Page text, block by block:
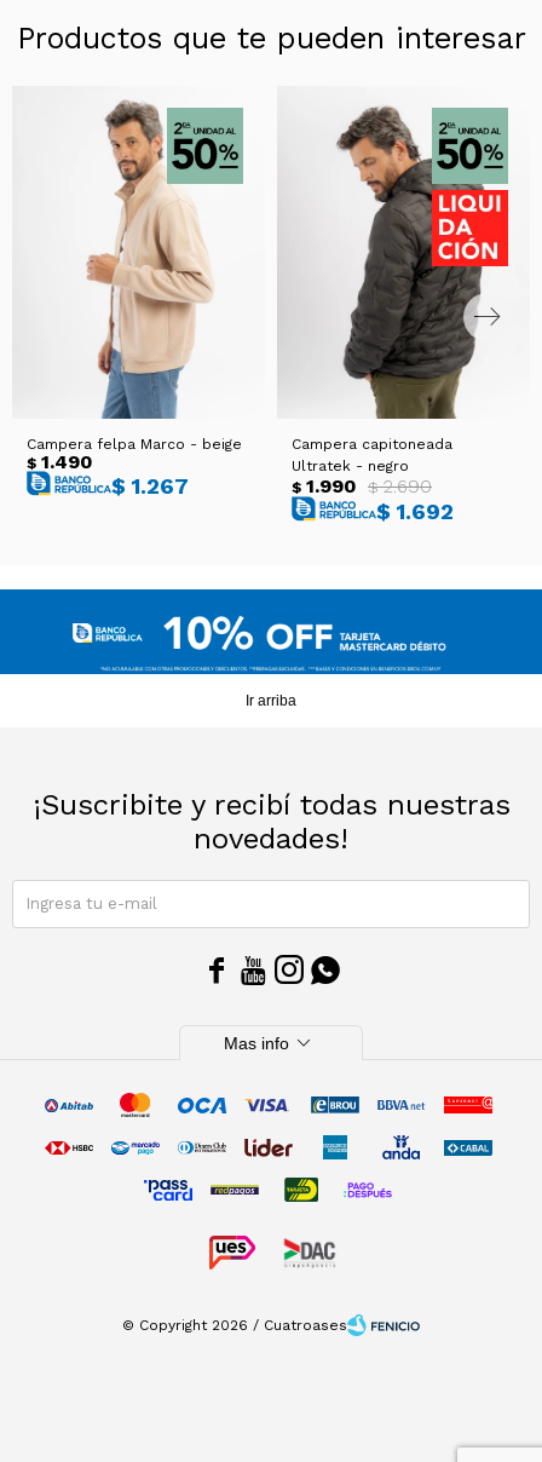
Productos que te pueden interesar
Campera felpa Marco - beige
$ 1.490
$ 1.267
Campera capitoneada
Ultratek - negro
$ 1.990 $ 2.690
$ 1.692
Ir arriba
¡Suscribite y recibí todas nuestras
novedades!
   
Mas info expand_more
© Copyright 2026 / Cuatroases